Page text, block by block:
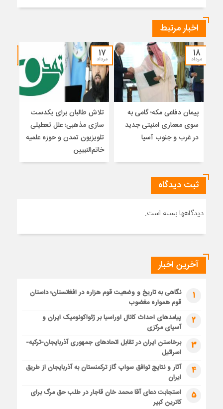
اخبار مرتبط
۱۸
مرداد
پیمان دفاعی مکه؛ گامی به
سوی معماری امنیتی جدید
در غرب و جنوب آسیا
۱۷
مرداد
تلاش طالبان برای یکدست
سازی مذهبی؛ علل تعطیلی
تلویزیون تمدن و حوزه علمیه
خاتم‌النبیین
ثبت دیدگاه
دیدگاهها بسته است.
آخرین اخبار
1
نگاهی به تاریخ و وضعیت قوم هزاره در افغانستان؛ داستان
قوم همواره مغضوب
2
پیامدهای احداث کانال اوراسیا بر ژئواکونومیک ایران و
آسیای مرکزی
3
برخاستن ایران در تقابل اتحادهای جمهوری آذربایجان-ترکیه-
اسرائیل
4
آثار و نتایج توافق سواپ گاز ترکمنستان به آذربایجان از طریق
ایران
5
استجابت دعای آقا محمد خان قاجار در طلب حق مرگ برای
کاترین کبیر